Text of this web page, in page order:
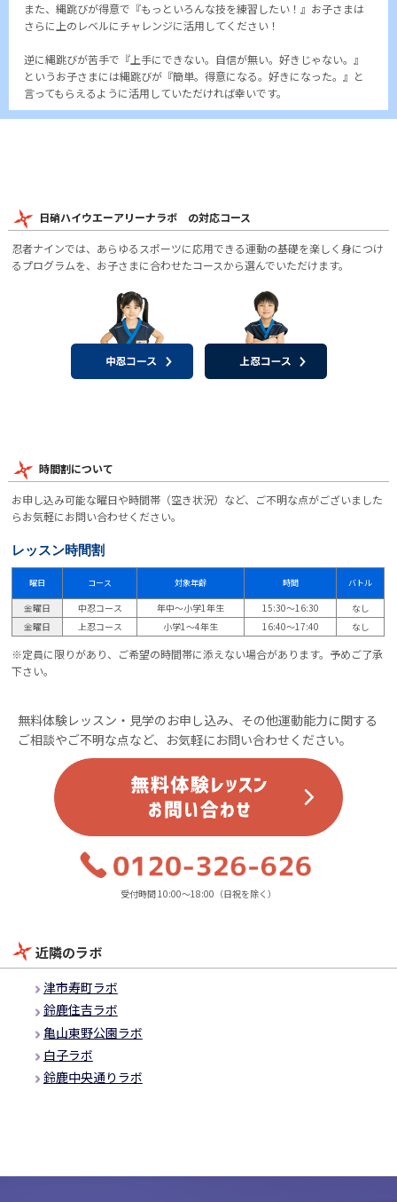
また、縄跳びが得意で『もっといろんな技を練習したい！』お子さまは
さらに上のレベルにチャレンジに活用してください！
逆に縄跳びが苦手で『上手にできない。自信が無い。好きじゃない。』
というお子さまには縄跳びが『簡単。得意になる。好きになった。』と
言ってもらえるように活用していただければ幸いです。
日硝ハイウエーアリーナラボ の対応コース
忍者ナインでは、あらゆるスポーツに応用できる運動の基礎を楽しく身につけ
るプログラムを、お子さまに合わせたコースから選んでいただけます。
時間割について
お申し込み可能な曜日や時間帯（空き状況）など、ご不明な点がございました
らお気軽にお問い合わせください。
レッスン時間割
曜日 コース 対象年齢 時間 バトル
金曜日 中忍コース 年中～小学1年生 15:30～16:30
なし
金曜日
上忍コース 小学1～4年生 16:40～17:40 なし
※定員に限りがあり、ご希望の時間帯に添えない場合があります。予めご了承
下さい。
無料体験レッスン・見学のお申し込み、その他運動能力に関する
ご相談やご不明な点など、お気軽にお問い合わせください。
受付時間 10:00～18:00（日祝を除く）
近隣のラボ
津市寿町ラボ
鈴鹿住吉ラボ
亀山東野公園ラボ
白子ラボ
鈴鹿中央通りラボ